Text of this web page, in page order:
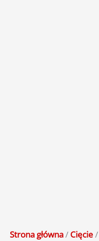
Strona główna/ Cięcie/